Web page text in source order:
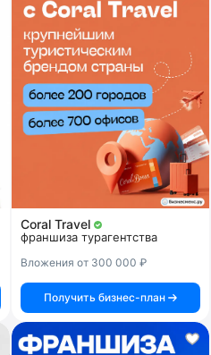
Coral Travel
франшиза турагентства
Вложения от 300 000 ₽
Получить бизнес-план